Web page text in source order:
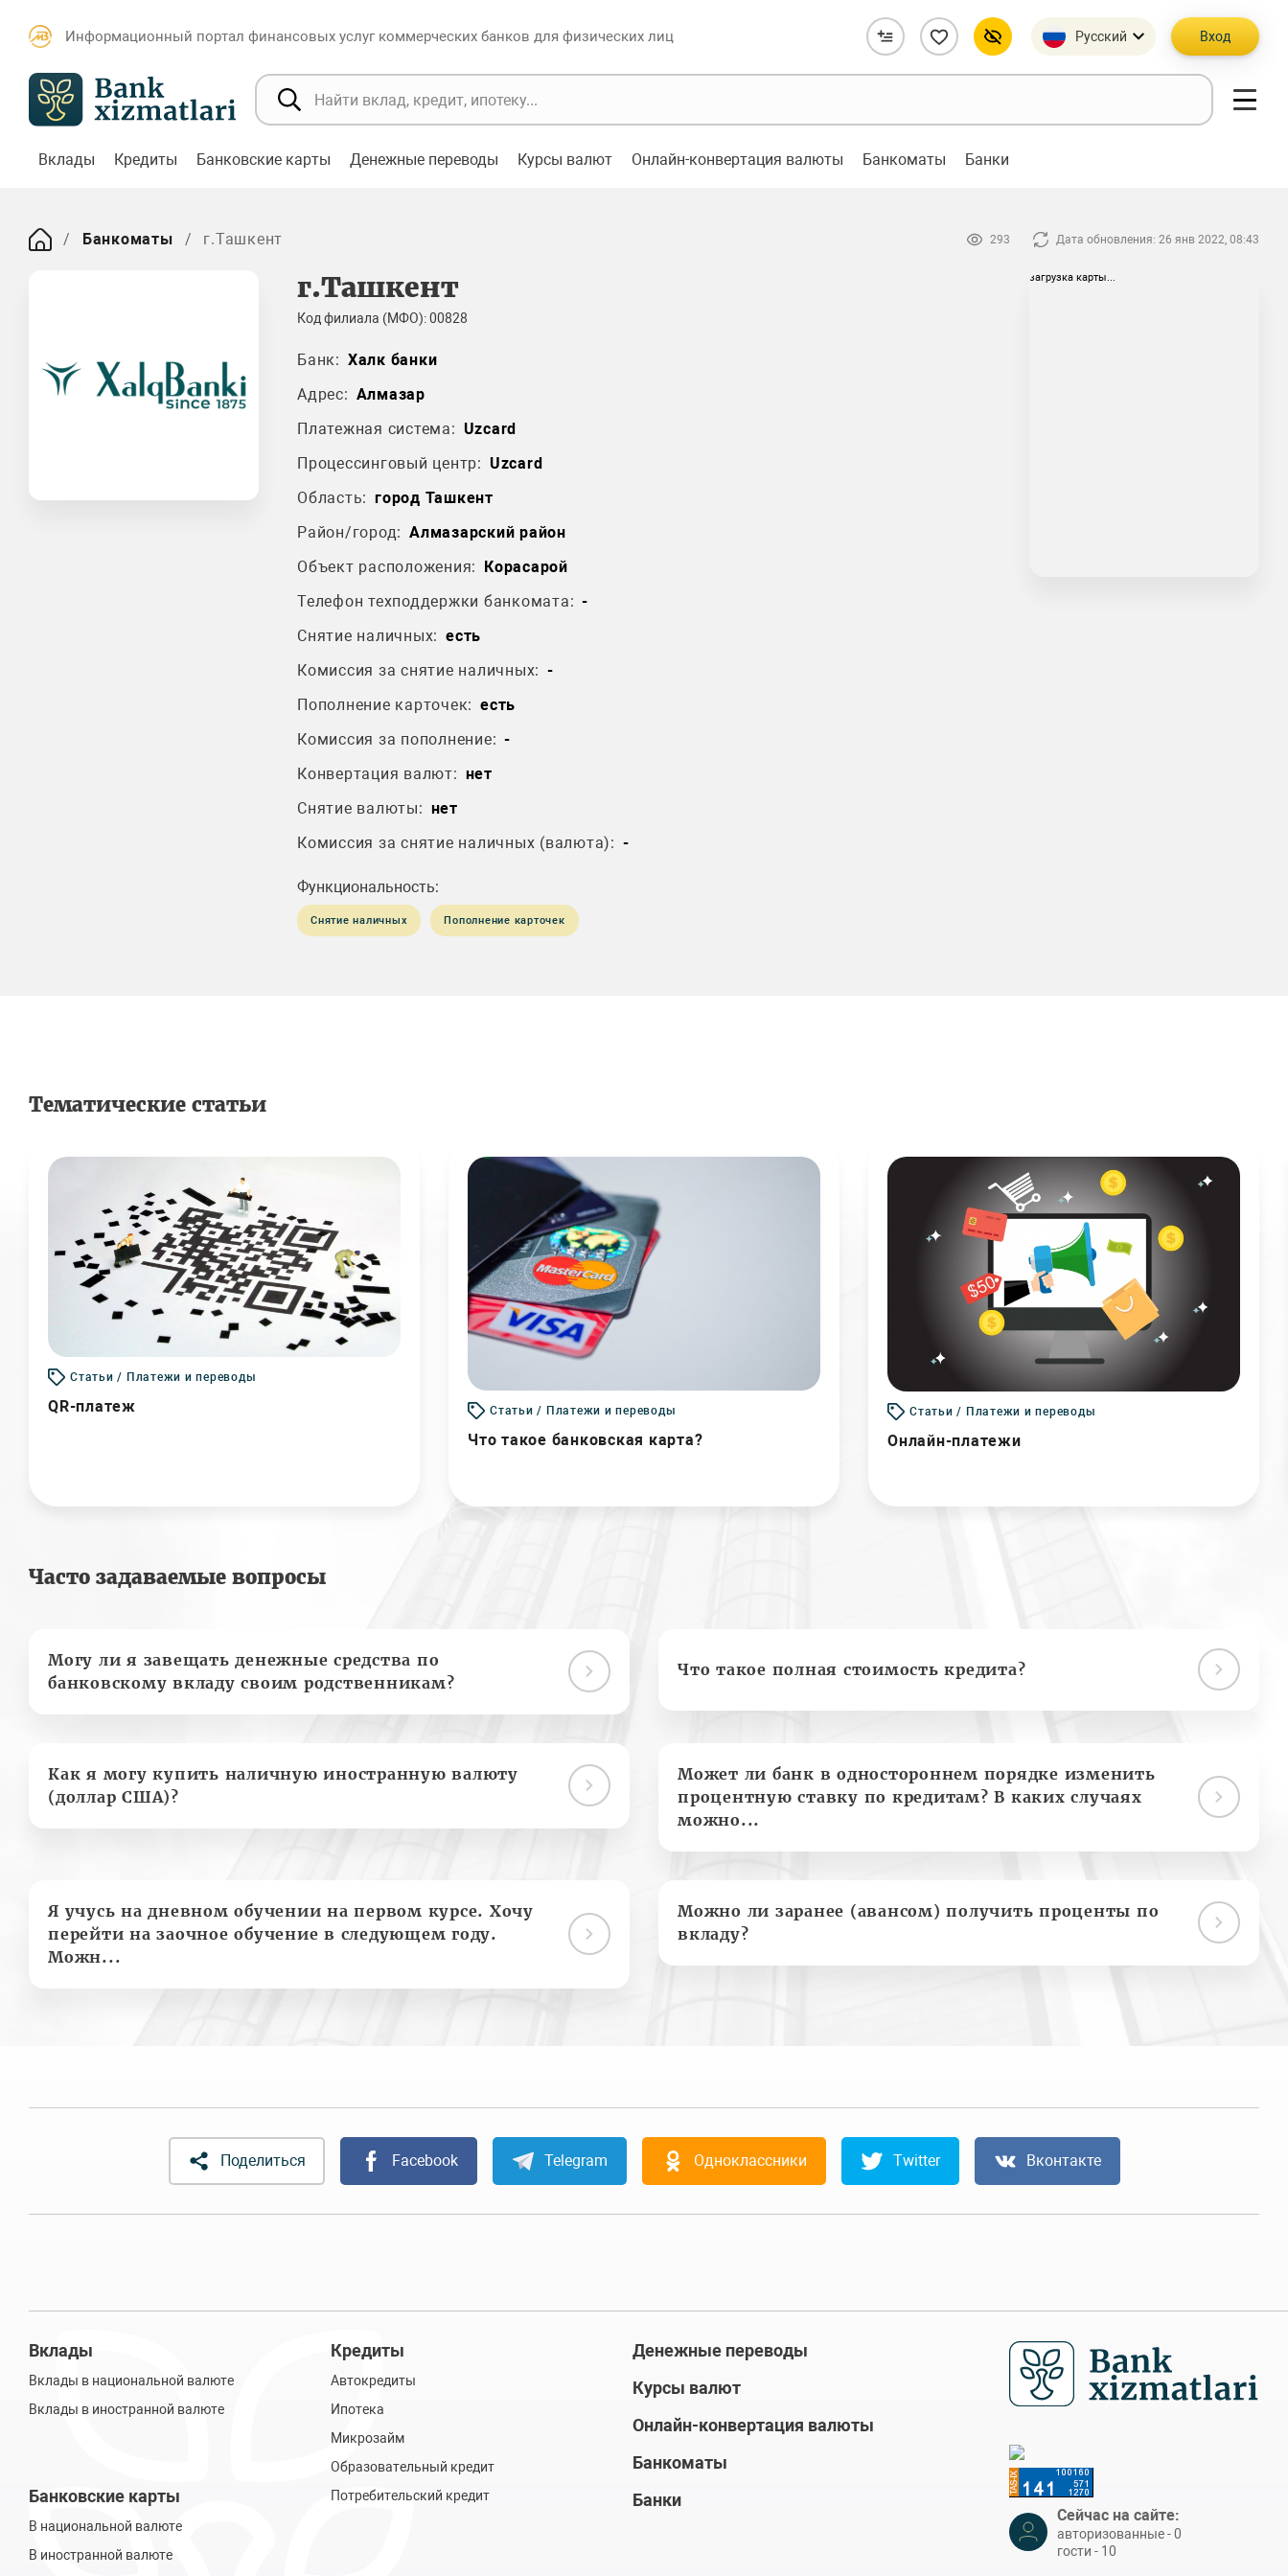
Информационный портал финансовых услуг коммерческих банков для физических лиц Русский Вход
Вклады Кредиты Банковские карты Денежные переводы Курсы валют Онлайн-конвертация валюты Банкоматы Банки
Банкоматы г.Ташкент 293 Дата обновления: 26 янв 2022, 08:43
г.Ташкент
Код филиала (МФО): 00828
Банк: Халк банки
Адрес: Алмазар
Платежная система: Uzcard
Процессинговый центр: Uzcard
Область: город Ташкент
Район/город: Алмазарский район
Объект расположения: Корасарой
Телефон техподдержки банкомата: -
Снятие наличных: есть
Комиссия за снятие наличных: -
Пополнение карточек: есть
Комиссия за пополнение: -
Конвертация валют: нет
Снятие валюты: нет
Комиссия за снятие наличных (валюта): -
Функциональность:
Снятие наличных Пополнение карточек
загрузка карты...
Тематические статьи
Статьи / Платежи и переводы
QR-платеж Статьи / Платежи и переводы
Что такое банковская карта?
Статьи / Платежи и переводы
Онлайн-платежи
Часто задаваемые вопросы
Могу ли я завещать денежные средства по
банковскому вкладу своим родственникам?
Что такое полная стоимость кредита?
Как я могу купить наличную иностранную валюту
(доллар США)?
Может ли банк в одностороннем порядке изменить
процентную ставку по кредитам? В каких случаях
можно...
Я учусь на дневном обучении на первом курсе. Хочу
перейти на заочное обучение в следующем году.
Можн...
Можно ли заранее (авансом) получить проценты по
вкладу?
Поделиться Facebook Telegram Одноклассники Twitter Вконтакте
Вклады
Вклады в национальной валюте
Вклады в иностранной валюте
Банковские карты
В национальной валюте
В иностранной валюте
Кредиты
Автокредиты
Ипотека
Микрозайм
Образовательный кредит
Потребительский кредит
Денежные переводы
Курсы валют
Онлайн-конвертация валюты
Банкоматы
Банки
Сейчас на сайте:
авторизованные - 0
гости - 10